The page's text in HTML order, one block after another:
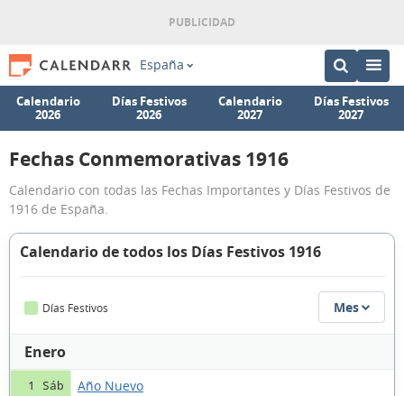
España
Calendario
2026
Días Festivos
2026
Calendario
2027
Días Festivos
2027
Fechas Conmemorativas 1916
Calendario con todas las Fechas Importantes y Días Festivos de
1916 de España.
Calendario de todos los Días Festivos 1916
Días Festivos Mes
Enero
1 Sáb Año Nuevo